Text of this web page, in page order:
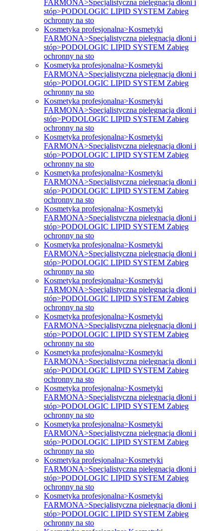
FARMONA>Specjalistyczna pielęgnacja dłoni i
stóp>PODOLOGIC LIPID SYSTEM Zabieg
ochronny na sto
Kosmetyka profesjonalna>Kosmetyki
FARMONA>Specjalistyczna pielęgnacja dłoni i
stóp>PODOLOGIC LIPID SYSTEM Zabieg
ochronny na sto
Kosmetyka profesjonalna>Kosmetyki
FARMONA>Specjalistyczna pielęgnacja dłoni i
stóp>PODOLOGIC LIPID SYSTEM Zabieg
ochronny na sto
Kosmetyka profesjonalna>Kosmetyki
FARMONA>Specjalistyczna pielęgnacja dłoni i
stóp>PODOLOGIC LIPID SYSTEM Zabieg
ochronny na sto
Kosmetyka profesjonalna>Kosmetyki
FARMONA>Specjalistyczna pielęgnacja dłoni i
stóp>PODOLOGIC LIPID SYSTEM Zabieg
ochronny na sto
Kosmetyka profesjonalna>Kosmetyki
FARMONA>Specjalistyczna pielęgnacja dłoni i
stóp>PODOLOGIC LIPID SYSTEM Zabieg
ochronny na sto
Kosmetyka profesjonalna>Kosmetyki
FARMONA>Specjalistyczna pielęgnacja dłoni i
stóp>PODOLOGIC LIPID SYSTEM Zabieg
ochronny na sto
Kosmetyka profesjonalna>Kosmetyki
FARMONA>Specjalistyczna pielęgnacja dłoni i
stóp>PODOLOGIC LIPID SYSTEM Zabieg
ochronny na sto
Kosmetyka profesjonalna>Kosmetyki
FARMONA>Specjalistyczna pielęgnacja dłoni i
stóp>PODOLOGIC LIPID SYSTEM Zabieg
ochronny na sto
Kosmetyka profesjonalna>Kosmetyki
FARMONA>Specjalistyczna pielęgnacja dłoni i
stóp>PODOLOGIC LIPID SYSTEM Zabieg
ochronny na sto
Kosmetyka profesjonalna>Kosmetyki
FARMONA>Specjalistyczna pielęgnacja dłoni i
stóp>PODOLOGIC LIPID SYSTEM Zabieg
ochronny na sto
Kosmetyka profesjonalna>Kosmetyki
FARMONA>Specjalistyczna pielęgnacja dłoni i
stóp>PODOLOGIC LIPID SYSTEM Zabieg
ochronny na sto
Kosmetyka profesjonalna>Kosmetyki
FARMONA>Specjalistyczna pielęgnacja dłoni i
stóp>PODOLOGIC LIPID SYSTEM Zabieg
ochronny na sto
Kosmetyka profesjonalna>Kosmetyki
FARMONA>Specjalistyczna pielęgnacja dłoni i
stóp>PODOLOGIC LIPID SYSTEM Zabieg
ochronny na sto
Kosmetyka profesjonalna>Kosmetyki
FARMONA>Specjalistyczna pielęgnacja dłoni i
stóp>PODOLOGIC LIPID SYSTEM Zabieg
ochronny na sto